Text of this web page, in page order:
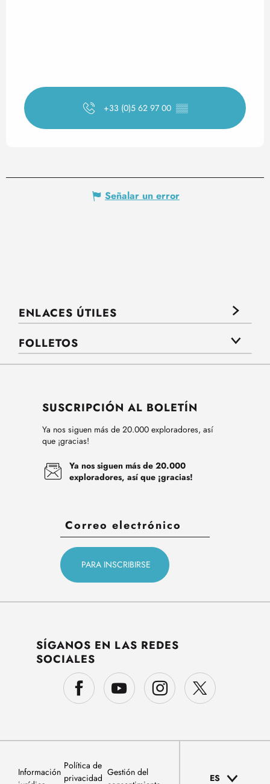
+33 (0)5 62 97 00 ▒▒
Señalar un error
ENLACES ÚTILES
FOLLETOS
SUSCRIPCIÓN AL BOLETÍN
Ya nos siguen más de 20.000 exploradores, así
que ¡gracias!
Ya nos siguen más de 20.000
exploradores, así que ¡gracias!
SÍGANOS EN LAS REDES
SOCIALES
Información
Política de
privacidad
Gestión del
ES